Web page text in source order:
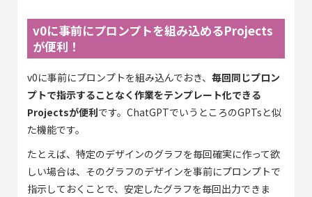
v0に事前にプロンプトを組み込めるProjects
が便利！
v0に事前にプロンプトを組み込んでおき、 毎回同じプロン
プトで指示することなく作業をテンプレート化できる
Projectsが便利です。ChatGPTでいうところのGPTsと似
た機能です。
たとえば、特定のデザインのグラフを毎回確実に作って欲
しい場合は、そのグラフのデザインを事前にプロンプトで
指示しておくことで、安定したグラフを毎回出力できま